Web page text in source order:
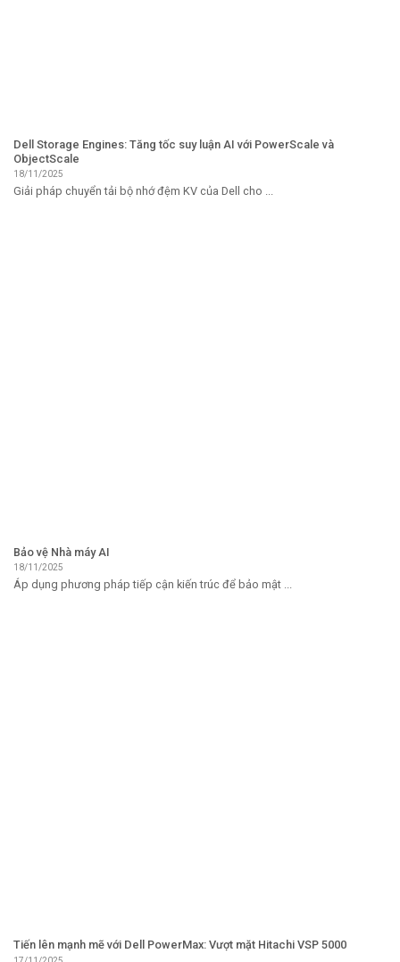
Dell Storage Engines: Tăng tốc suy luận AI với PowerScale và
ObjectScale
18/11/2025
Giải pháp chuyển tải bộ nhớ đệm KV của Dell cho ...
Bảo vệ Nhà máy AI
18/11/2025
Áp dụng phương pháp tiếp cận kiến ​​trúc để bảo mật ...
Tiến lên mạnh mẽ với Dell PowerMax: Vượt mặt Hitachi VSP 5000